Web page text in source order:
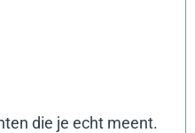
die je echt meent.